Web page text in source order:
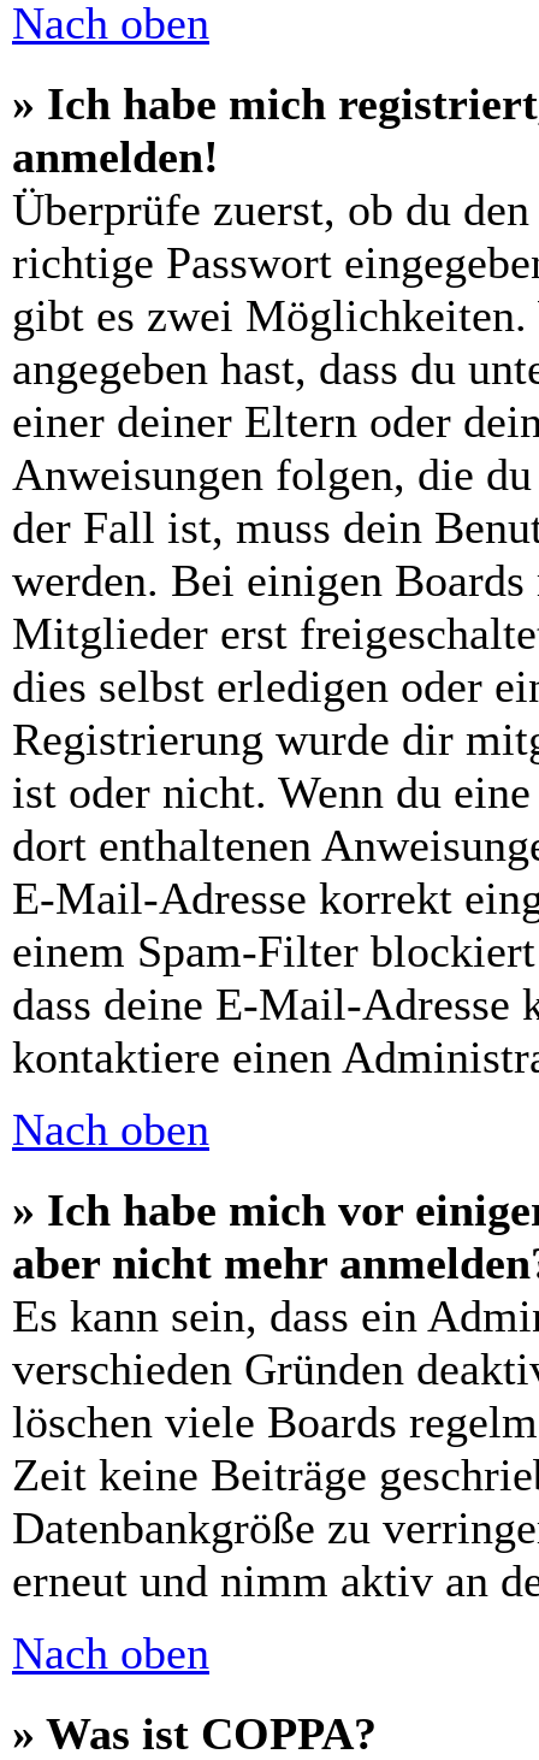
Nach oben
» Ich habe mich
anmelden!
Überprüfe zuerst, ob du
richtige Passwort
gibt es zwei
angegeben hast, dass du
einer deiner Eltern oder
Anweisungen folgen, die
der Fall ist, muss dein
werden. Bei einigen Boards
Mitglieder erst
dies selbst erledigen oder
Registrierung wurde dir
ist oder nicht. Wenn du
dort enthaltenen
E-Mail-Adresse korrekt
einem Spam-Filter
dass deine E-Mail-Adresse
kontaktiere einen
Nach oben
» Ich habe mich vor
aber nicht mehr
Es kann sein, dass ein
verschieden Gründen
löschen viele Boards
Zeit keine Beiträge
Datenbankgröße zu
erneut und nimm aktiv an
Nach oben
» Was ist COPPA?